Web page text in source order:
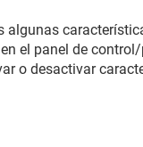
algunas
el panel de
o desactivar